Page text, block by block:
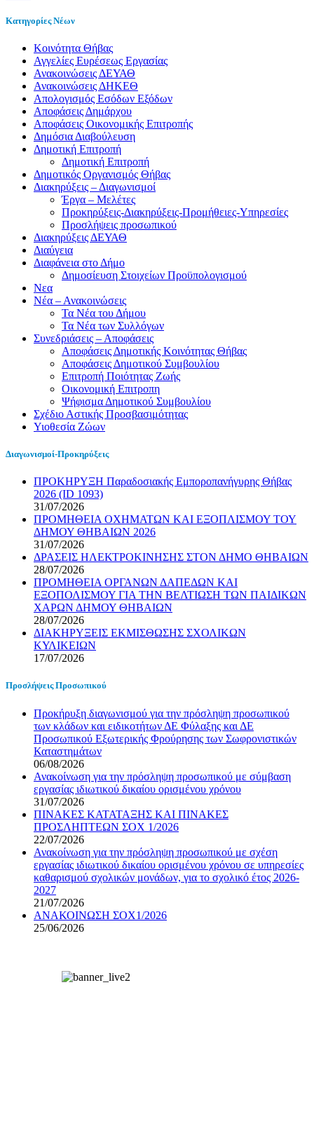
Κατηγορίες Νέων
Kοινότητα Θήβας
Αγγελίες Ευρέσεως Εργασίας
Ανακοινώσεις ΔΕΥΑΘ
Ανακοινώσεις ΔΗΚΕΘ
Απολογισμός Εσόδων Εξόδων
Αποφάσεις Δημάρχου
Αποφάσεις Οικονομικής Επιτροπής
Δημόσια Διαβούλευση
Δημοτική Επιτροπή
Δημοτική Επιτροπή
Δημοτικός Οργανισμός Θήβας
Διακηρύξεις – Διαγωνισμοί
Έργα – Μελέτες
Προκηρύξεις-Διακηρύξεις-Προμήθειες-Υπηρεσίες
Προσλήψεις προσωπικού
Διακηρύξεις ΔΕΥΑΘ
Διαύγεια
Διαφάνεια στο Δήμο
Δημοσίευση Στοιχείων Προϋπολογισμού
Νεα
Νέα – Ανακοινώσεις
Τα Νέα του Δήμου
Τα Νέα των Συλλόγων
Συνεδριάσεις – Αποφάσεις
Αποφάσεις Δημοτικής Κοινότητας Θήβας
Αποφάσεις Δημοτικού Συμβουλίου
Επιτροπή Ποιότητας Ζωής
Οικονομική Επιτροπη
Ψήφισμα Δημοτικού Συμβουλίου
Σχέδιο Αστικής Προσβασιμότητας
Υιοθεσία Ζώων
Διαγωνισμοί-Προκηρύξεις
ΠΡΟΚΗΡΥΞΗ Παραδοσιακής Εμποροπανήγυρης Θήβας
2026 (ID 1093)
31/07/2026
ΠΡΟΜΗΘΕΙΑ ΟΧΗΜΑΤΩΝ ΚΑΙ ΕΞΟΠΛΙΣΜΟΥ ΤΟΥ
ΔΗΜΟΥ ΘΗΒΑΙΩΝ 2026
31/07/2026
ΔΡΑΣΕΙΣ ΗΛΕΚΤΡΟΚΙΝΗΣΗΣ ΣΤΟΝ ΔΗΜΟ ΘΗΒΑΙΩΝ
28/07/2026
ΠΡΟΜΗΘΕΙΑ ΟΡΓΑΝΩΝ ΔΑΠΕΔΩΝ ΚΑΙ
ΕΞΟΠΟΛΙΣΜΟΥ ΓΙΑ ΤΗΝ ΒΕΛΤΙΩΣΗ ΤΩΝ ΠΑΙΔΙΚΩΝ
ΧΑΡΩΝ ΔΗΜΟΥ ΘΗΒΑΙΩΝ
28/07/2026
ΔΙΑΚΗΡΥΞΕΙΣ ΕΚΜΙΣΘΩΣΗΣ ΣΧΟΛΙΚΩΝ
ΚΥΛΙΚΕΙΩΝ
17/07/2026
Προσλήψεις Προσωπικού
Προκήρυξη διαγωνισμού για την πρόσληψη προσωπικού
των κλάδων και ειδικοτήτων ΔΕ Φύλαξης και ΔΕ
Προσωπικού Εξωτερικής Φρούρησης των Σωφρονιστικών
Καταστημάτων
06/08/2026
Ανακοίνωση για την πρόσληψη προσωπικού με σύμβαση
εργασίας ιδιωτικού δικαίου ορισμένου χρόνου
31/07/2026
ΠΙΝΑΚΕΣ ΚΑΤΑΤΑΞΗΣ ΚΑΙ ΠΙΝΑΚΕΣ
ΠΡΟΣΛΗΠΤΕΩΝ ΣΟΧ 1/2026
22/07/2026
Ανακοίνωση για την πρόσληψη προσωπικού με σχέση
εργασίας ιδιωτικού δικαίου ορισμένου χρόνου σε υπηρεσίες
καθαρισμού σχολικών μονάδων, για το σχολικό έτος 2026-
2027
21/07/2026
ΑΝΑΚΟΙΝΩΣΗ ΣΟΧ1/2026
25/06/2026